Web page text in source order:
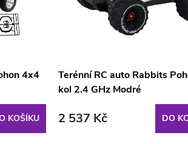
4x4
KOŠÍKU
Terénní RC auto Rabbits
kol 2.4 GHz Modré
2 537 Kč DO